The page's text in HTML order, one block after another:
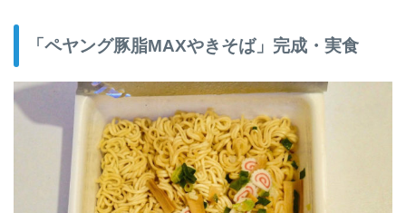
「ペヤング豚脂MAXやきそば」完成・実食